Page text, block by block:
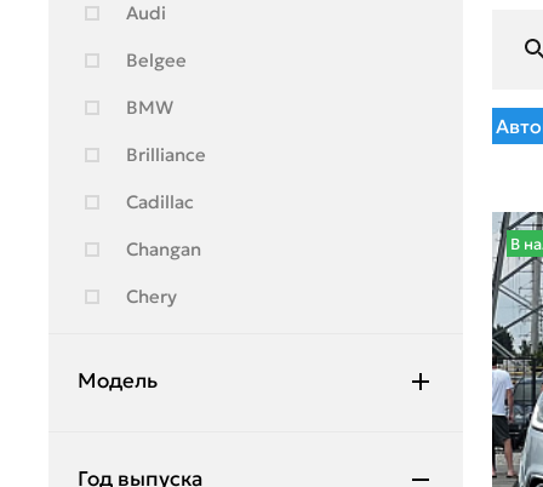
Audi
Belgee
BMW
Brilliance
Cadillac
Changan
Chery
Citroen
Модель
Год выпуска
В